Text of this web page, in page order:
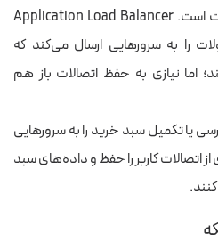
سبد خرید و عملکردهای پرداخت است. Application Load Balancer
را به سرورهایی ارسال می‌کند که
اما نیازی به حفظ اتصالات باز هم
یا تکمیل سبد خرید را به سرورهایی
اتصالات کاربر را حفظ و داده‌های سبد